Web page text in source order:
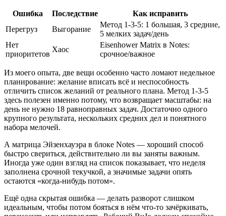
Ошибка Последствие
Как исправить
Перегруз
Выгорание
Метод 1-3-5: 1 большая, 3 средние,
5 мелких задач/день
Нет
приоритетов
Хаос
Eisenhower Matrix в Notes:
срочное/важное
Из моего опыта, две вещи особенно часто ломают недельное
планирование: желание вписать всё и неспособность
отличить список желаний от реального плана. Метод 1-3-5
здесь полезен именно потому, что возвращает масштабы: на
день не нужно 18 равноправных задач. Достаточно одного
крупного результата, нескольких средних дел и понятного
набора мелочей.
А матрица Эйзенхауэра в блоке Notes — хороший способ
быстро свериться, действительно ли вы заняты важным.
Иногда уже один взгляд на список показывает, что неделя
заполнена срочной текучкой, а значимые задачи опять
остаются «когда-нибудь потом».
Ещё одна скрытая ошибка — делать разворот слишком
идеальным, чтобы потом бояться в нём что-то зачёркивать,